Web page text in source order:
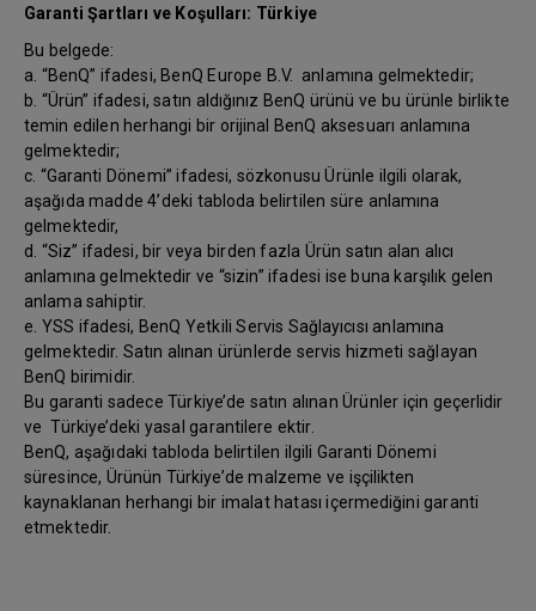
Garanti Şartları ve Koşulları: Türkiye
Bu belgede:
a. “BenQ” ifadesi, BenQ Europe B.V. anlamına gelmektedir;
b. “Ürün” ifadesi, satın aldığınız BenQ ürünü ve bu ürünle birlikte
temin edilen herhangi bir orijinal BenQ aksesuarı anlamına
gelmektedir;
c. “Garanti Dönemi” ifadesi, sözkonusu Ürünle ilgili olarak,
aşağıda madde 4’deki tabloda belirtilen süre anlamına
gelmektedir,
d. “Siz” ifadesi, bir veya birden fazla Ürün satın alan alıcı
anlamına gelmektedir ve “sizin” ifadesi ise buna karşılık gelen
anlama sahiptir.
e. YSS ifadesi, BenQ Yetkili Servis Sağlayıcısı anlamına
gelmektedir. Satın alınan ürünlerde servis hizmeti sağlayan
BenQ birimidir.
Bu garanti sadece Türkiye’de satın alınan Ürünler için geçerlidir
ve Türkiye’deki yasal garantilere ektir.
BenQ, aşağıdaki tabloda belirtilen ilgili Garanti Dönemi
süresince, Ürünün Türkiye’de malzeme ve işçilikten
kaynaklanan herhangi bir imalat hatası içermediğini garanti
etmektedir.